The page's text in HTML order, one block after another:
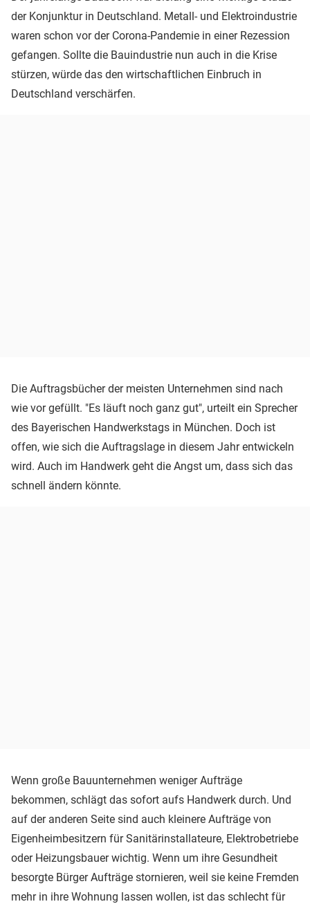
der Konjunktur in Deutschland. Metall- und Elektroindustrie
waren schon vor der Corona-Pandemie in einer Rezession
gefangen. Sollte die Bauindustrie nun auch in die Krise
stürzen, würde das den wirtschaftlichen Einbruch in
Deutschland verschärfen.
Die Auftragsbücher der meisten Unternehmen sind nach
wie vor gefüllt. "Es läuft noch ganz gut", urteilt ein Sprecher
des Bayerischen Handwerkstags in München. Doch ist
offen, wie sich die Auftragslage in diesem Jahr entwickeln
wird. Auch im Handwerk geht die Angst um, dass sich das
schnell ändern könnte.
Wenn große Bauunternehmen weniger Aufträge
bekommen, schlägt das sofort aufs Handwerk durch. Und
auf der anderen Seite sind auch kleinere Aufträge von
Eigenheimbesitzern für Sanitärinstallateure, Elektrobetriebe
oder Heizungsbauer wichtig. Wenn um ihre Gesundheit
besorgte Bürger Aufträge stornieren, weil sie keine Fremden
mehr in ihre Wohnung lassen wollen, ist das schlecht für